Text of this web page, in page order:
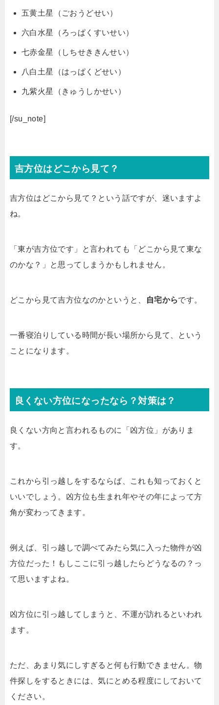
五黄土星（ごおうどせい）
六白水星（ろっぱくすいせい）
七赤金星（しちせききんせい）
八白土星（はっぱくどせい）
九紫火星（きゅうしかせい）
[/su_note]
吉方位はどこから見て？
吉方位はどこから見て？という話ですが、迷いますよ
ね。
「東が吉方位です」と言われても「どこから見て東な
のかな？」と思ってしまうかもしれません。
どこから見て吉方位なのかというと、 自宅からです。
一番寝泊りしている時間が長い場所から見て、という
ことになります。
良くない方位になったなら？対策は？
良くない方向と言われるものに「凶方位」がありま
す。
これから引っ越しをするならば、これも知っておくと
いいでしょう。凶方位も生まれ年やその年によって方
角が変わってきます。
例えば、引っ越しで調べてみたら気に入った物件が凶
方位だった！もしここに引っ越したらどうなるの？っ
て思いますよね。
凶方位に引っ越してしまうと、不運が訪れるといわれ
ます。
ただ、あまり気にしすぎると何も行動できません。物
件探しをするときには、気にとめる程度にしておいて
ください。